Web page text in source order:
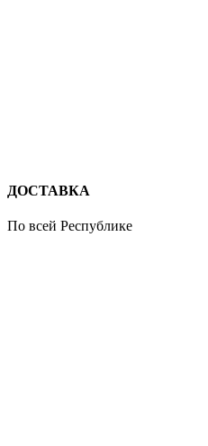
ДОСТАВКА
По всей Республике